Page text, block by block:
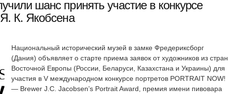
шанс принять участие в конкурсе
К. Якобсена
Национальный исторический музей в замке Фредериксборг
(Дания) объявляет о старте приема заявок от художников из стран
Восточной Европы (России, Беларуси, Казахстана и Украины) для
участия в V международном конкурсе портретов PORTRAIT NOW!
— Brewer J.C. Jacobsen’s Portrait Award, премия имени пивовара